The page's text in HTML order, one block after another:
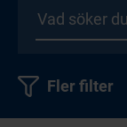
Fler filter